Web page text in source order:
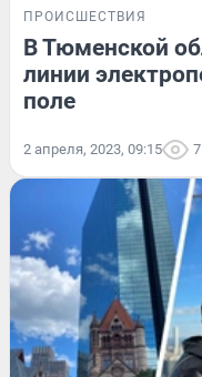
ПРОИСШЕСТВИЯ
В Тюменской
линии
поле
2 апреля, 2023, 09:15